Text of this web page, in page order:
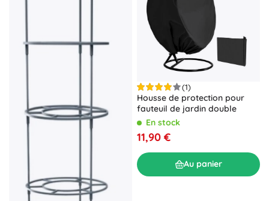
(1)
Housse de protection pour
fauteuil de jardin double
En stock
11,90 €
Au panier